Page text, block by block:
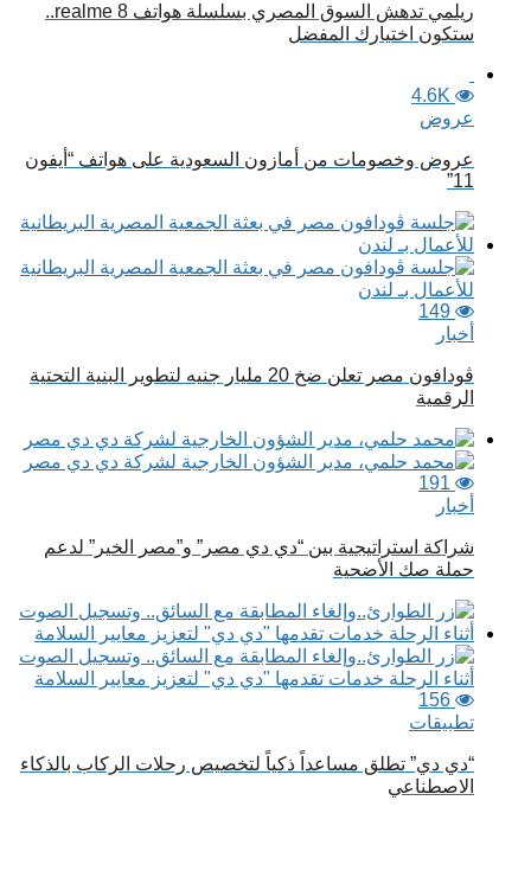
ريلمي تدهش السوق المصري بسلسلة هواتف realme 8..
ستكون اختيارك المفضل
4.6K
عروض
عروض وخصومات من أمازون السعودية على هواتف “أيفون
11”
149
أخبار
ڤودافون مصر تعلن ضخ 20 مليار جنيه لتطوير البنية التحتية
الرقمية
191
أخبار
شراكة استراتيجية بين “دي دي مصر” و”مصر الخير” لدعم
حملة صك الأضحية
156
تطبيقات
“دي دي” تطلق مساعداً ذكياً لتخصيص رحلات الركاب بالذكاء
الاصطناعي